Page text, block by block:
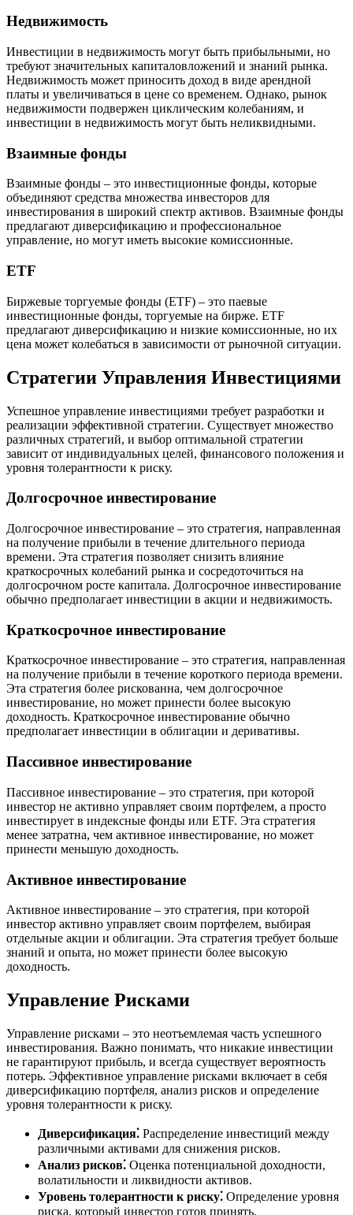
Недвижимость
Инвестиции в недвижимость могут быть прибыльными, но
требуют значительных капиталовложений и знаний рынка.
Недвижимость может приносить доход в виде арендной
платы и увеличиваться в цене со временем. Однако, рынок
недвижимости подвержен циклическим колебаниям, и
инвестиции в недвижимость могут быть неликвидными.
Взаимные фонды
Взаимные фонды – это инвестиционные фонды, которые
объединяют средства множества инвесторов для
инвестирования в широкий спектр активов. Взаимные фонды
предлагают диверсификацию и профессиональное
управление, но могут иметь высокие комиссионные.
ETF
Биржевые торгуемые фонды (ETF) – это паевые
инвестиционные фонды, торгуемые на бирже. ETF
предлагают диверсификацию и низкие комиссионные, но их
цена может колебаться в зависимости от рыночной ситуации.
Стратегии Управления Инвестициями
Успешное управление инвестициями требует разработки и
реализации эффективной стратегии. Существует множество
различных стратегий, и выбор оптимальной стратегии
зависит от индивидуальных целей, финансового положения и
уровня толерантности к риску.
Долгосрочное инвестирование
Долгосрочное инвестирование – это стратегия, направленная
на получение прибыли в течение длительного периода
времени. Эта стратегия позволяет снизить влияние
краткосрочных колебаний рынка и сосредоточиться на
долгосрочном росте капитала. Долгосрочное инвестирование
обычно предполагает инвестиции в акции и недвижимость.
Краткосрочное инвестирование
Краткосрочное инвестирование – это стратегия, направленная
на получение прибыли в течение короткого периода времени.
Эта стратегия более рискованна, чем долгосрочное
инвестирование, но может принести более высокую
доходность. Краткосрочное инвестирование обычно
предполагает инвестиции в облигации и деривативы.
Пассивное инвестирование
Пассивное инвестирование – это стратегия, при которой
инвестор не активно управляет своим портфелем, а просто
инвестирует в индексные фонды или ETF. Эта стратегия
менее затратна, чем активное инвестирование, но может
принести меньшую доходность.
Активное инвестирование
Активное инвестирование – это стратегия, при которой
инвестор активно управляет своим портфелем, выбирая
отдельные акции и облигации. Эта стратегия требует больше
знаний и опыта, но может принести более высокую
доходность.
Управление Рисками
Управление рисками – это неотъемлемая часть успешного
инвестирования. Важно понимать, что никакие инвестиции
не гарантируют прибыль, и всегда существует вероятность
потерь. Эффективное управление рисками включает в себя
диверсификацию портфеля, анализ рисков и определение
уровня толерантности к риску.
Диверсификация⁚ Распределение инвестиций между
различными активами для снижения рисков.
Анализ рисков⁚ Оценка потенциальной доходности,
волатильности и ликвидности активов.
Уровень толерантности к риску⁚ Определение уровня
риска, который инвестор готов принять.